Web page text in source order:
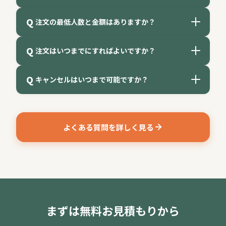
Aオードブル（デリバリー）
オードブルは使い捨て容器に盛り付けてお届けいた
します。
だきますが、時間など気にせず自由に会を行うこと
す。
ケータリング（お一人様1,155円〜・税抜）
す。
おもてなしの会などにおすすめです。
Q 注文の最低人数と金額はありますか？
A回答
10名様からご注文を承っております。詳しい最低金額
は地域やプランによって異なりますので、お気軽にお
Q 注文はいつまでにすればよいですか？
A回答
はご相談ください。
Q キャンセルはいつまで可能ですか？
A回答
キャンセルの可否や規定はご利用内容によって異なり
ます。詳しくはお問い合わせいただくか、よくある質
よくある質問を詳しく見る
まずは無料お見積もりから